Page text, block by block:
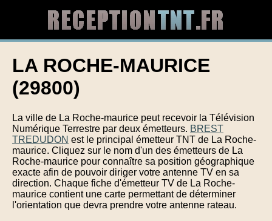
LA ROCHE-MAURICE
(29800)
La ville de La Roche-maurice peut recevoir la Télévision
Numérique Terrestre par deux émetteurs. BREST
TREDUDON est le principal émetteur TNT de La Roche-
maurice. Cliquez sur le nom d'un des émetteurs de La
Roche-maurice pour connaître sa position géographique
exacte afin de pouvoir diriger votre antenne TV en sa
direction. Chaque fiche d'émetteur TV de La Roche-
maurice contient une carte permettant de déterminer
l'orientation que devra prendre votre antenne rateau.